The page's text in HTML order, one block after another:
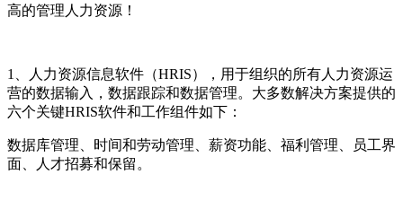
高的管理人力资源！
1 人力资源信息软件 （HRIS） ， 用于组织的所有人力资源运
营的数据输入，数据跟踪和数据管理。大多数解决方案提供的
六个关键HRIS软件和工作组件如下：
数据库管理、时间和劳动管理、薪资功能、福利管理、员工界
面、人才招募和保留。